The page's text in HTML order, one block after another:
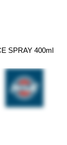
SPRAY 400ml